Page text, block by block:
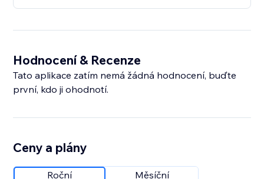
Hodnocení & Recenze
Tato aplikace zatím nemá žádná hodnocení, buďte
první, kdo ji ohodnotí.
Ceny a plány
Roční Měsíční